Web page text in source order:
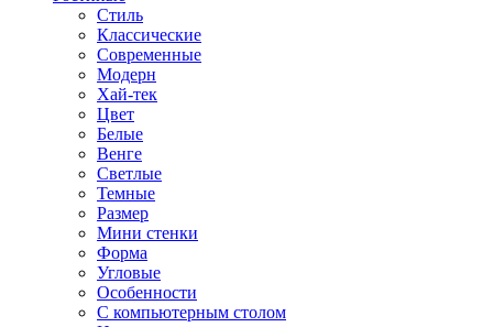
Стиль
Классические
Современные
Модерн
Хай-тек
Цвет
Белые
Венге
Светлые
Темные
Размер
Мини стенки
Форма
Угловые
Особенности
С компьютерным столом